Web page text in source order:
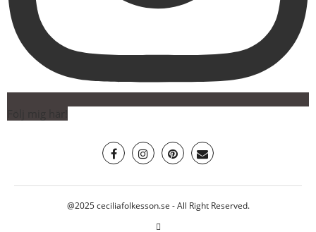
@2025 ceciliafolkesson.se - All Right Reserved.